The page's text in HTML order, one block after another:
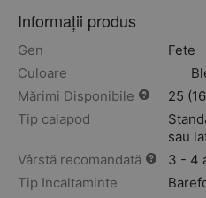
Informații produs
Gen
Fete
Culoare
Mărimi Disponibile
25
Tip calapod
sau
Vârstă recomandată
3 - 4
Tip Incaltaminte